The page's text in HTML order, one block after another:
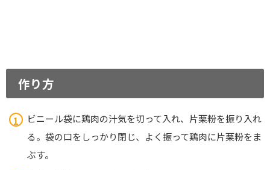
作り方
ビニール袋に鶏肉の汁気を切って入れ、片栗粉を振り入れ
る。袋の口をしっかり閉じ、よく振って鶏肉に片栗粉をま
ぶす。